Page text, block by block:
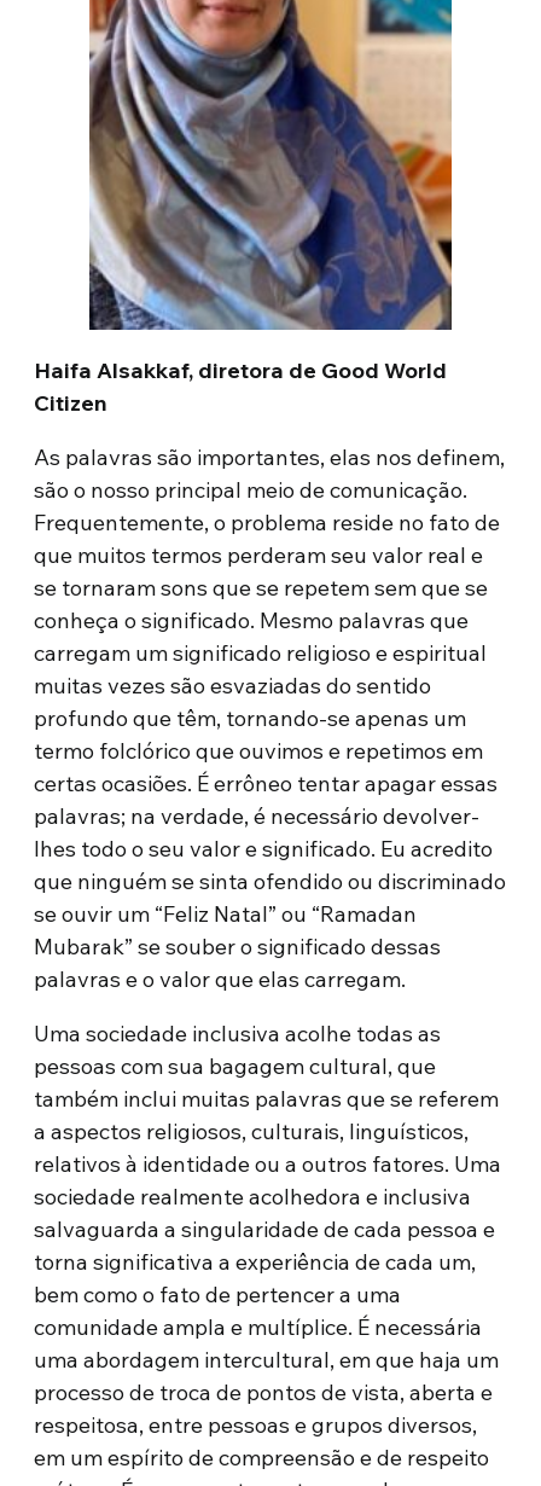
Haifa Alsakkaf, diretora de Good World
Citizen
As palavras são importantes, elas nos definem,
são o nosso principal meio de comunicação.
Frequentemente, o problema reside no fato de
que muitos termos perderam seu valor real e
se tornaram sons que se repetem sem que se
conheça o significado. Mesmo palavras que
carregam um significado religioso e espiritual
muitas vezes são esvaziadas do sentido
profundo que têm, tornando-se apenas um
termo folclórico que ouvimos e repetimos em
certas ocasiões. É errôneo tentar apagar essas
palavras; na verdade, é necessário devolver-
lhes todo o seu valor e significado. Eu acredito
que ninguém se sinta ofendido ou discriminado
se ouvir um “Feliz Natal” ou “Ramadan
Mubarak” se souber o significado dessas
palavras e o valor que elas carregam.
Uma sociedade inclusiva acolhe todas as
pessoas com sua bagagem cultural, que
também inclui muitas palavras que se referem
a aspectos religiosos, culturais, linguísticos,
relativos à identidade ou a outros fatores. Uma
sociedade realmente acolhedora e inclusiva
salvaguarda a singularidade de cada pessoa e
torna significativa a experiência de cada um,
bem como o fato de pertencer a uma
comunidade ampla e multíplice. É necessária
uma abordagem intercultural, em que haja um
processo de troca de pontos de vista, aberta e
respeitosa, entre pessoas e grupos diversos,
em um espírito de compreensão e de respeito